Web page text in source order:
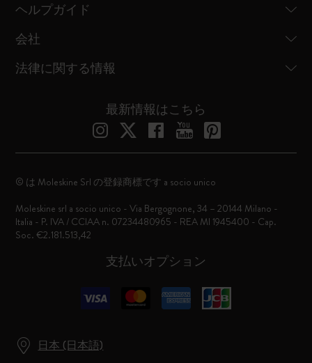
ヘルプガイド
会社
法律に関する情報
最新情報はこちら
日本 (日本語)
支払いオプション
© は Moleskine Srl の登録商標です a socio unico
Moleskine srl a socio unico - Via Bergognone, 34 – 20144 Milano -
Italia - P. IVA / CCIAA n. 07234480965 - REA MI 1945400 - Cap.
Soc. €2.181.513,42